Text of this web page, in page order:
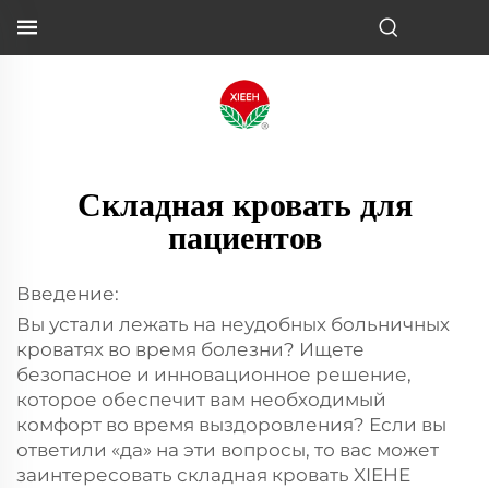
Складная кровать для
пациентов
Введение:
Вы устали лежать на неудобных больничных
кроватях во время болезни? Ищете
безопасное и инновационное решение,
которое обеспечит вам необходимый
комфорт во время выздоровления? Если вы
ответили «да» на эти вопросы, то вас может
заинтересовать складная кровать XIEHE